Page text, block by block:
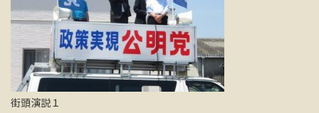
街頭演説１